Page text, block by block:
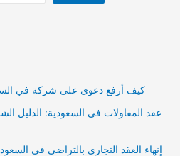
كيف أرفع دعوى على شركة في
عقد المقاولات في السعودية: الدليل
إنهاء العقد التجاري بالتراضي في